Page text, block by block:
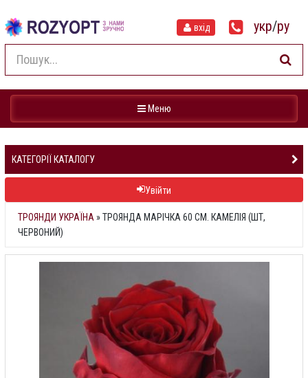
вхід укр/ру
Навігація
Меню
КАТЕГОРІЇ КАТАЛОГУ
Увійти
ТРОЯНДИ УКРАЇНА »ТРОЯНДА МАРІЧКА 60 СМ. КАМЕЛІЯ (ШТ,
ЧЕРВОНИЙ)